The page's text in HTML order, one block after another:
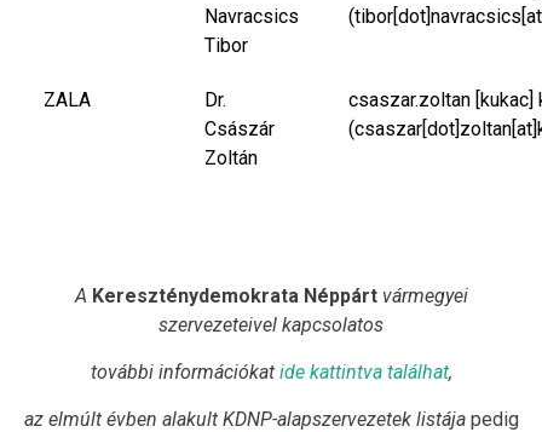
Navracsics
Tibor
ZALA
Dr.
Császár
Zoltán
csaszar.zoltan [kukac]
A Kereszténydemokrata Néppárt vármegyei
szervezeteivel kapcsolatos
további információkat ide kattintva találhat,
az elmúlt évben alakult KDNP-alapszervezetek listája pedig